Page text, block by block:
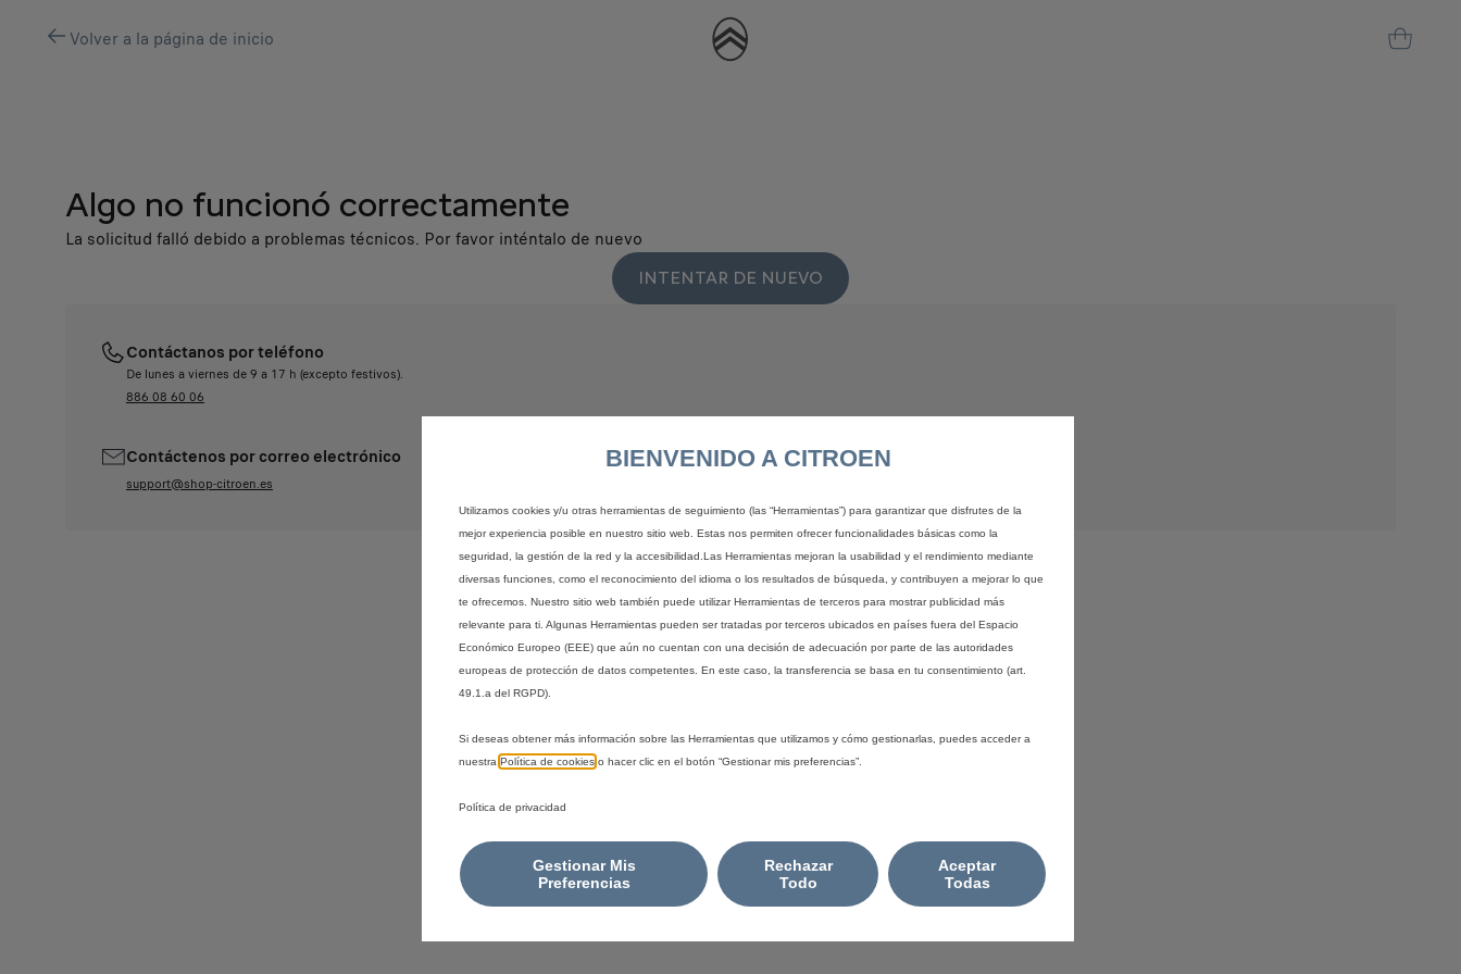
Volver a la página de inicio
Algo no funcionó correctamente
La solicitud falló debido a problemas técnicos. Por favor inténtalo de nuevo
INTENTAR DE NUEVO
Contáctanos por teléfono
De lunes a viernes de 9 a 17 h (excepto festivos).
886 08 60 06
Contáctenos por correo electrónico
support@shop-citroen.es
BIENVENIDO A CITROEN
Utilizamos cookies y/u otras herramientas de seguimiento (las “Herramientas”) para garantizar que disfrutes de la
mejor experiencia posible en nuestro sitio web. Estas nos permiten ofrecer funcionalidades básicas como la
seguridad, la gestión de la red y la accesibilidad.Las Herramientas mejoran la usabilidad y el rendimiento mediante
diversas funciones, como el reconocimiento del idioma o los resultados de búsqueda, y contribuyen a mejorar lo que
te ofrecemos. Nuestro sitio web también puede utilizar Herramientas de terceros para mostrar publicidad más
relevante para ti. Algunas Herramientas pueden ser tratadas por terceros ubicados en países fuera del Espacio
Económico Europeo (EEE) que aún no cuentan con una decisión de adecuación por parte de las autoridades
europeas de protección de datos competentes. En este caso, la transferencia se basa en tu consentimiento (art.
49.1.a del RGPD).
Si deseas obtener más información sobre las Herramientas que utilizamos y cómo gestionarlas, puedes acceder a
nuestra Política de cookies o hacer clic en el botón “Gestionar mis preferencias”.
Política de privacidad
Gestionar Mis
Preferencias
Aceptar
Todas
Rechazar
Todo